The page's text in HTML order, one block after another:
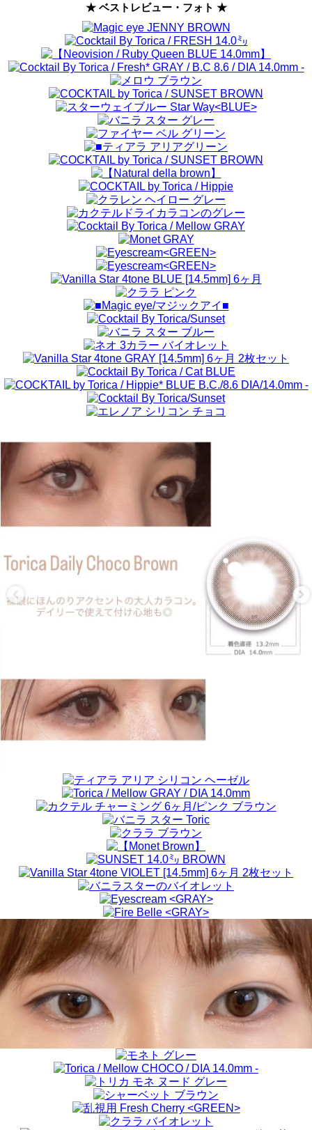
★ ベストレビュー・フォト ★